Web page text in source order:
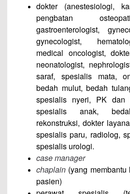
dokter (anestesiologi,
pengbatan
gastroenterologist,
gynecologist,
medical oncologist,
neonatologist,
saraf, spesialis mata,
bedah mulut, bedah
spesialis nyeri, PK dan
spesialis anak,
rekonstruksi, dokter
spesialis paru, radiolog,
spesialis urologi.
case manager
chaplain (yang
pasien)